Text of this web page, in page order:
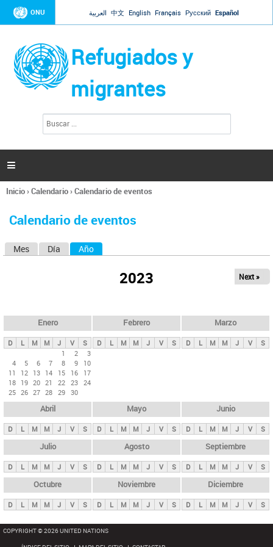
Jump to navigation
ONU العربية 中文 English Français Русский Español
Refugiados y
migrantes
l
d
s

Se
usted
Inicio›Calendario›Calendario de eventos
Calendario de eventos
s
p
n
i
p
a
l
s
Mes Día Año
2023 Next »
Enero
D L M M J V
S
1
2
3
4
5 6 7 8 9
10
11
12 13 14 15 16
17
18 19 20 21 22 23 24
25 26 27 28 29 30
Febrero
D L M M J V S
Marzo
D L M M J V S
Abril
D L M M J V S
Mayo
D L M M J V S
Junio
D L M M J V S
Julio
D L M M J V S
Agosto
D L M M J V S
Septiembre
D L M M J V S
Octubre
D L M M J V S
Noviembre
D L M M J V S
Diciembre
D L M M J V S
COPYRIGHT © 2026 UNITED NATIONS